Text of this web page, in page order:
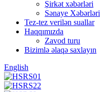
Şirkət xəbərləri
Sənaye Xəbərləri
Tez-tez verilən suallar
Haqqımızda
Zavod turu
Bizimlə əlaqə saxlayın
English